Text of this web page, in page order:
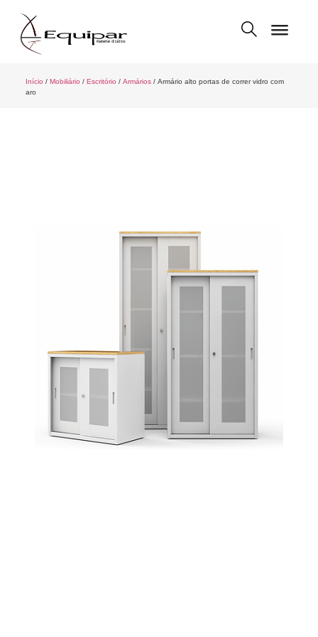
Início / Mobiliário / Escritório / Armários/ Armário alto portas de correr vidro com
aro